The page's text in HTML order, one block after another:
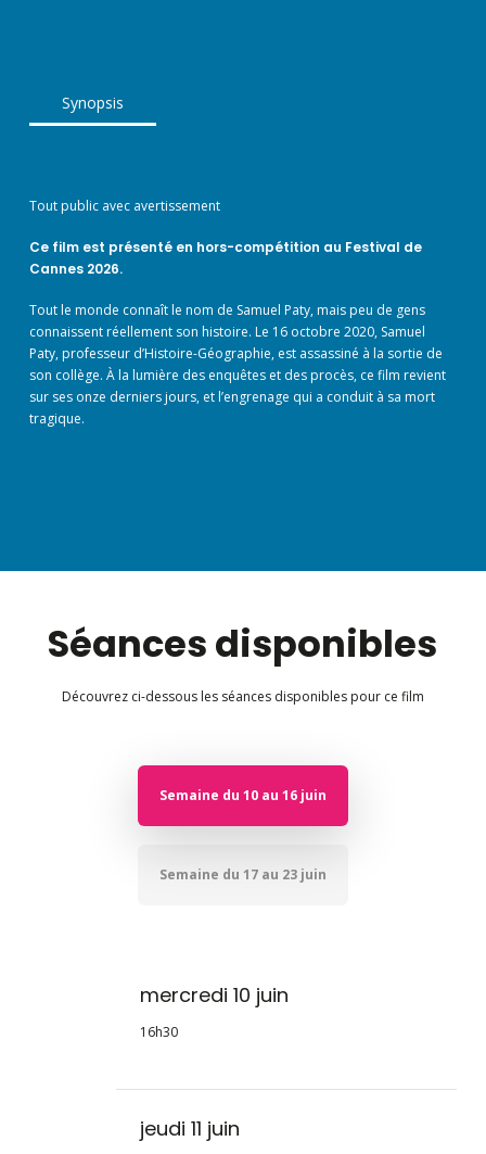
Synopsis
Tout public avec avertissement
Ce film est présenté en hors-compétition au Festival de
Cannes 2026.
Tout le monde connaît le nom de Samuel Paty, mais peu de gens
connaissent réellement son histoire. Le 16 octobre 2020, Samuel
Paty, professeur d’Histoire-Géographie, est assassiné à la sortie de
son collège. À la lumière des enquêtes et des procès, ce film revient
sur ses onze derniers jours, et l’engrenage qui a conduit à sa mort
tragique.
Séances disponibles
Découvrez ci-dessous les séances disponibles pour ce film
Semaine du 10 au 16 juin
Semaine du 17 au 23 juin
mercredi 10 juin
16h30
jeudi 11 juin